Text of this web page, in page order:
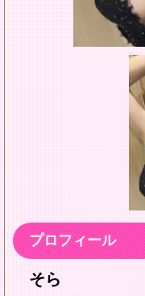
プロフィール
そら